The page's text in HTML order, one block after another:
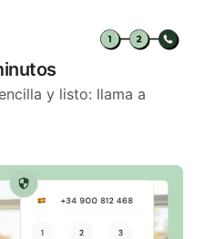
y listo: llama a